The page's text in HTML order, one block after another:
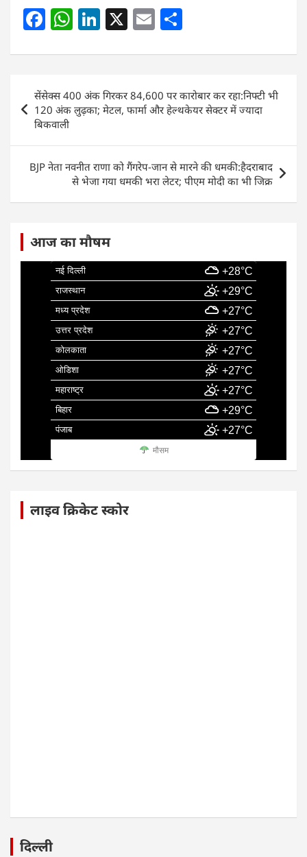
F
c
e
b
o
o
k
W
at
s
A
p
Li
k
e
dI
X E
ai
l
ar
e
Post
navigation
सेंसेक्स 400 अंक गिरकर 84,600 पर कारोबार कर रहा:निफ्टी भी
120 अंक लुढ़का; मेटल, फार्मा और हेल्थकेयर सेक्टर में ज्यादा
बिकवाली
BJP नेता नवनीत राणा को गैंगरेप-जान से मारने की धमकी:हैदराबाद
से भेजा गया धमकी भरा लेटर; पीएम मोदी का भी जिक्र
आज का मौषम
नई दिल्ली +28°C
राजस्थान +29°C
मध्य प्रदेश +27°C
उत्तर प्रदेश +27°C
कोलकाता +27°C
ओडिशा +27°C
महाराष्ट्र +27°C
बिहार +29°C
पंजाब +27°C
मौसम
लाइव क्रिकेट स्कोर
दिल्ली